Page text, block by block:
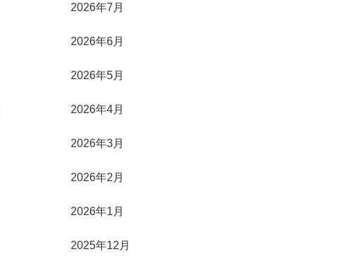
2026年7月
2026年6月
2026年5月
2026年4月
2026年3月
2026年2月
2026年1月
2025年12月